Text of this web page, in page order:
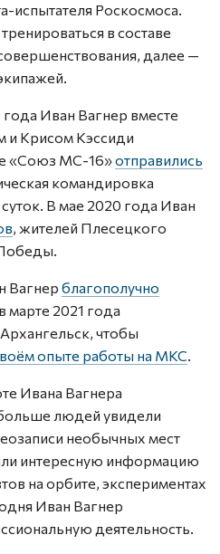
испытателя Роскосмоса.
в составе
далее —
Иван Вагнер вместе
и Крисом Кэссиди
«Союз МС-16»отправились
командировка
В мае 2020 года Иван
, жителей Плесецкого
Вагнер благополучно
марте 2021 года
чтобы
опыте работы на МКС.
Ивана Вагнера
людей увидели
необычных мест
интересную информацию
на орбите, экспериментах
Иван Вагнер
деятельность.